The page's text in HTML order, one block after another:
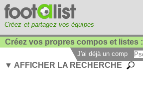
Créez et partagez vos équipes
Créez vos propres compos et listes :
J'ai déjà un compte :
▼ AFFICHER LA RECHERCHE